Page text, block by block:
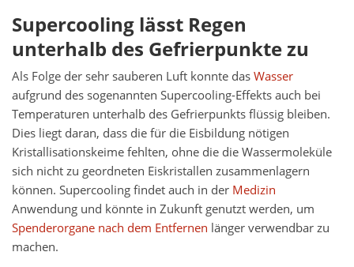
Supercooling lässt Regen
unterhalb des Gefrierpunkte zu
Als Folge der sehr sauberen Luft konnte dasWasser
aufgrund des sogenannten Supercooling-Effekts auch bei
Temperaturen unterhalb des Gefrierpunkts flüssig bleiben.
Dies liegt daran, dass die für die Eisbildung nötigen
Kristallisationskeime fehlten, ohne die die Wassermoleküle
sich nicht zu geordneten Eiskristallen zusammenlagern
können. Supercooling findet auch in der Medizin
Anwendung und könnte in Zukunft genutzt werden, um
Spenderorgane nach dem Entfernen länger verwendbar zu
machen.